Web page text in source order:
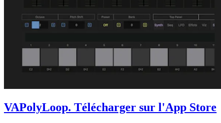
VAPolyLoop. Télécharger sur l'App Store